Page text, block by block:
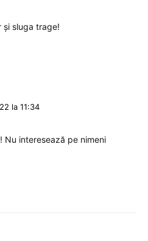
și sluga trage!
la 11:34
Nu interesează pe nimeni